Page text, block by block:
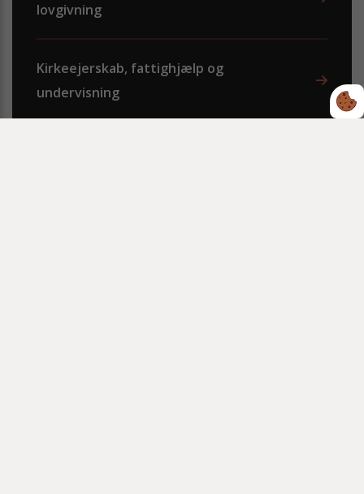
lovgivning
Kirkeejerskab, fattighjælp og
undervisning